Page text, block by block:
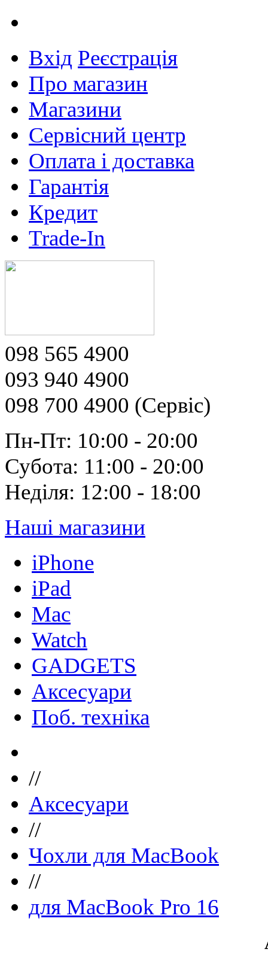
Вхід Реєстрація
Про магазин
Магазини
Сервісний центр
Оплата і доставка
Гарантія
Кредит
Trade-In
098 565 4900
093 940 4900
098 700 4900 (Сервіс)
Пн-Пт: 10:00 - 20:00
Субота: 11:00 - 20:00
Неділя: 12:00 - 18:00
Наші магазини
iPhone
iPad
Mac
Watch
GADGETS
Аксесуари
Поб. техніка
//
Аксесуари
//
Чохли для MacBook
//
для MacBook Pro 16